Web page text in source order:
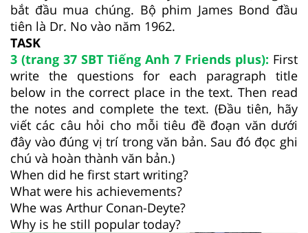
bắt đầu mua chúng. Bộ phim James Bond đầu
tiên là Dr. No vào năm 1962.
TASK
3 (trang 37 SBT Tiếng Anh 7 Friends plus): First
write the questions for each paragraph title
below in the correct place in the text. Then read
the notes and complete the text. (Đầu tiên, hãy
viết các câu hỏi cho mỗi tiêu đề đoạn văn dưới
đây vào đúng vị trí trong văn bản. Sau đó đọc ghi
chú và hoàn thành văn bản.)
When did he first start writing?
What were his achievements?
Whe was Arthur Conan-Deyte?
Why is he still popular today?